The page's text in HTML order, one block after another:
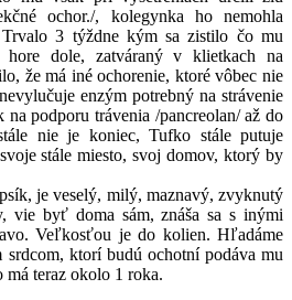
ochor./, kolegynka ho nemohla
3 týždne kým sa zistilo čo mu
dole, zatváraný v klietkach na
že má iné ochorenie, ktoré vôbec nie
enzým potrebný na strávenie
podporu trávenia /pancreolan/ až do
nie je koniec, Tufko stále putuje
stále miesto, svoj domov, ktorý by
je veselý, milý, maznavý, zvyknutý
vie byť doma sám, znáša sa s inými
Veľkosťou je do kolien. Hľadáme
ktorí budú ochotní podáva mu
teraz okolo 1 roka.